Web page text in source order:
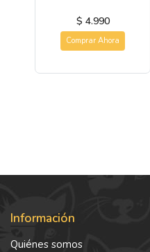
$ 4.990
Comprar Ahora
Información
Quiénes somos